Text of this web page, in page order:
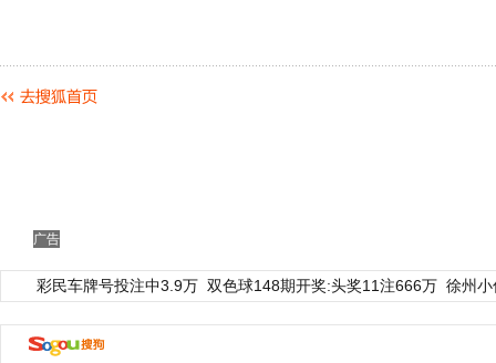
广告
彩民车牌号投注中3.9万 双色球148期开奖:头奖11注666万 徐州